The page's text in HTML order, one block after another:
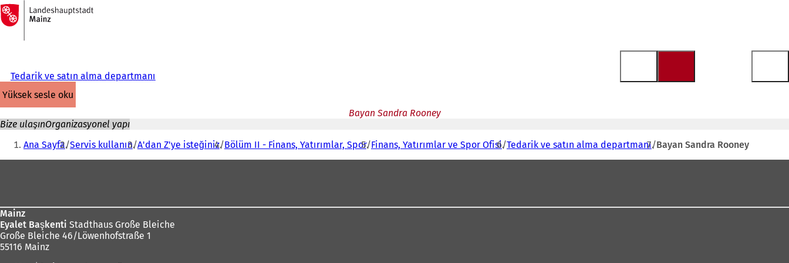
İçeriğe atla
Ana
sayfaya
Tedarik ve satın alma departmanı
yüksek sesle oku
Bayan Sandra Rooney
Bize ulaşınOrganizasyonel yapı
Buradasınız:
Ana Sayfa Servis kullanın A'dan Z'ye isteğiniz Bölüm II - Finans, Yatırımlar, Spor Finans, Yatırımlar ve Spor Ofisi Tedarik ve satın alma departmanı Bayan Sandra Rooney
Mainz
Eyalet Başkenti Stadthaus Große Bleiche
Große Bleiche 46/Löwenhofstraße 1
55116 Mainz